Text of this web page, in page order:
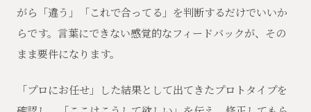
がら「違う」「これで合ってる」を判断するだけでいいか
らです。言葉にできない感覚的なフィードバックが、その
まま要件になります。
「プロにお任せ」した結果として出てきたプロトタイプを